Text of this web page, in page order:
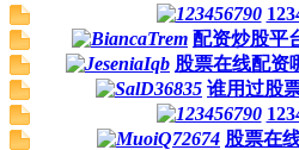
配资炒股平
股票在线配资
谁用过股
股票在